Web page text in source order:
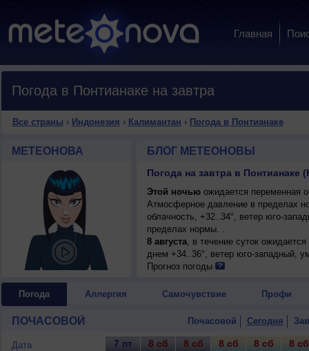
Главная
Погода в Понтианаке на завтра
Все страны › Индонезия › Калимантан › Погода в Понтианаке
МЕТЕОНОВА БЛОГ МЕТЕОНОВЫ
Погода на завтра в Понтианаке
Этой ночьюожидается переменная
Атмосферное давление в пределах
облачность, +32..34°, ветер юго-
пределах нормы. .
8 августа, в течение суток
днем +34..36°, ветер юго-западный,
Прогноз погоды
Погода Аллергия Самочувствие Профи
ПОЧАСОВОЙ Почасовой Сегодня
Дата
7 пт 8 сб 8 сб 8 сб 8 сб 8 сб